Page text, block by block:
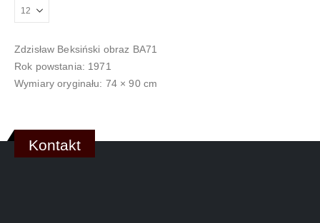
Zdzisław Beksiński obraz BA71
Rok powstania: 1971
Wymiary oryginału: 74 × 90 cm
Kontakt